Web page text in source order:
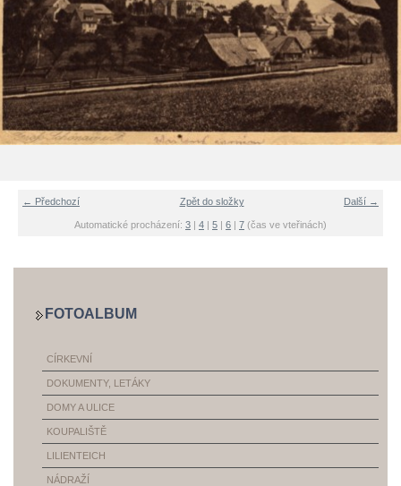
← Předchozí Další →
Zpět do složky
Automatické procházení: 3 | 4 | 5 | 6 | 7 (čas ve vteřinách)
FOTOALBUM
CÍRKEVNÍ
DOKUMENTY, LETÁKY
DOMY A ULICE
KOUPALIŠTĚ
LILIENTEICH
NÁDRAŽÍ